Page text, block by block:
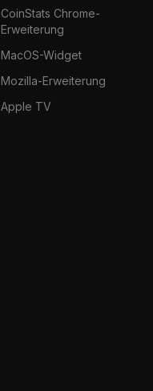
CoinStats Chrome-
Erweiterung
MacOS-Widget
Mozilla-Erweiterung
Apple TV